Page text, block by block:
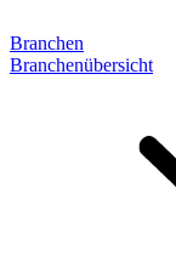
Branchen
Branchenübersicht